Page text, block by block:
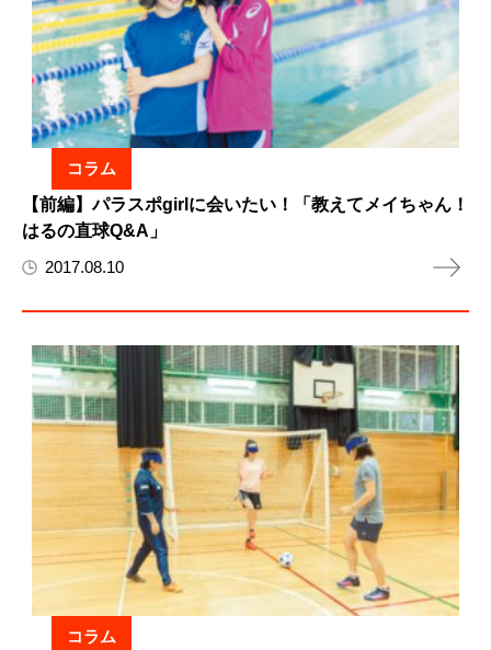
コラム
【前編】パラスポgirlに会いたい！「教えてメイちゃん！
はるの直球Q&A」
2017.08.10
コラム